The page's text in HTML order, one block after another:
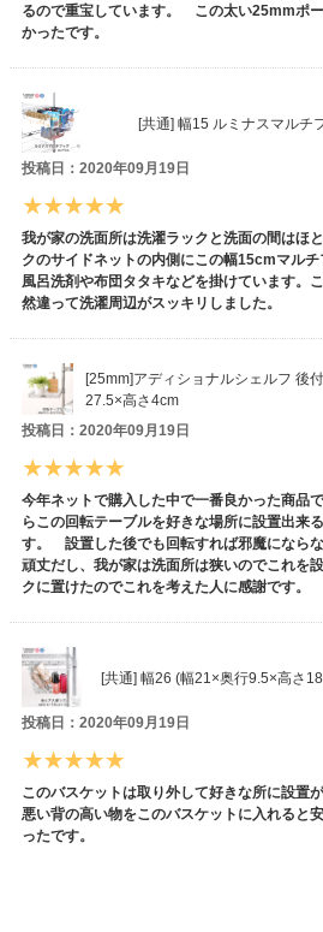
るので重宝しています。 この太い25mmポ
かったです。
[共通] 幅15 ルミナスマルチ
投稿日：2020年09月19日
我が家の洗面所は洗濯ラックと洗面の間はほ
クのサイドネットの内側にこの幅15cmマル
風呂洗剤や布団タタキなどを掛けています。
然違って洗濯周辺がスッキリしました。
[25mm]アディショナルシェルフ 後
27.5×高さ4cm
投稿日：2020年09月19日
今年ネットで購入した中で一番良かった商
らこの回転テーブルを好きな場所に設置出来
す。 設置した後でも回転すれば邪魔になら
頑丈だし、我が家は洗面所は狭いのでこれを
クに置けたのでこれを考えた人に感謝です。
[共通] 幅26 (幅21×奥行9.5×高さ
投稿日：2020年09月19日
このバスケットは取り外して好きな所に設置
悪い背の高い物をこのバスケットに入れると
ったです。